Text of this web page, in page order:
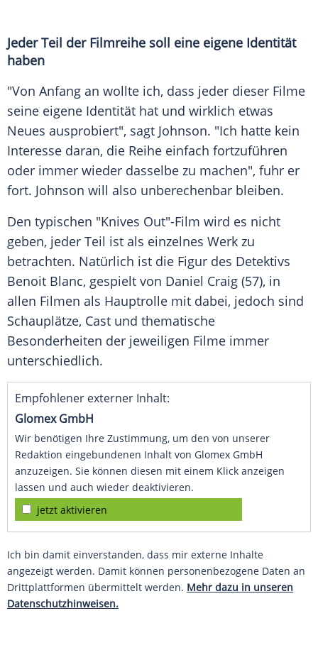
Jeder Teil der Filmreihe soll eine eigene Identität
haben
"Von Anfang an wollte ich, dass jeder dieser Filme
seine eigene Identität hat und wirklich etwas
Neues ausprobiert", sagt Johnson. "Ich hatte kein
Interesse daran, die Reihe einfach fortzuführen
oder immer wieder dasselbe zu machen", fuhr er
fort. Johnson will also unberechenbar bleiben.
Den typischen "Knives Out"-Film wird es nicht
geben, jeder Teil ist als einzelnes Werk zu
betrachten. Natürlich ist die Figur des Detektivs
Benoit Blanc, gespielt von Daniel Craig (57), in
allen Filmen als Hauptrolle mit dabei, jedoch sind
Schauplätze, Cast und thematische
Besonderheiten der jeweiligen Filme immer
unterschiedlich.
Empfohlener externer Inhalt:
Glomex GmbH
Wir benötigen Ihre Zustimmung, um den von unserer
Redaktion eingebundenen Inhalt von Glomex GmbH
anzuzeigen. Sie können diesen mit einem Klick anzeigen
lassen und auch wieder deaktivieren.
jetzt aktivieren
Ich bin damit einverstanden, dass mir externe Inhalte
angezeigt werden. Damit können personenbezogene Daten an
Drittplattformen übermittelt werden. Mehr dazu in unseren
Datenschutzhinweisen.